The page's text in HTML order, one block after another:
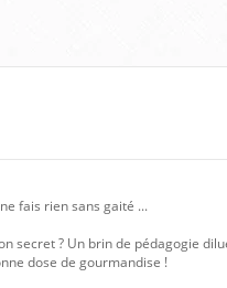
ne fais rien sans gaité ...
secret ? Un brin de pédagogie
dose de gourmandise !